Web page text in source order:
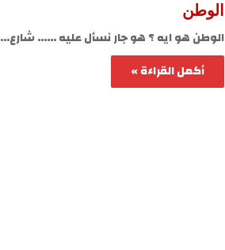
الوطن
الوطن هو ايه ؟ هو جار نسأل عليه …… شارع…
أكمل القراءة »